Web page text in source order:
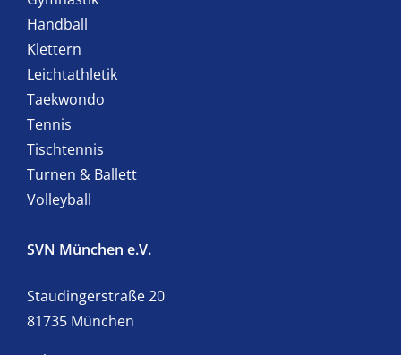
Handball
Klettern
Leichtathletik
Taekwondo
Tennis
Tischtennis
Turnen & Ballett
Volleyball
SVN München e.V.
Staudingerstraße 20
81735 München